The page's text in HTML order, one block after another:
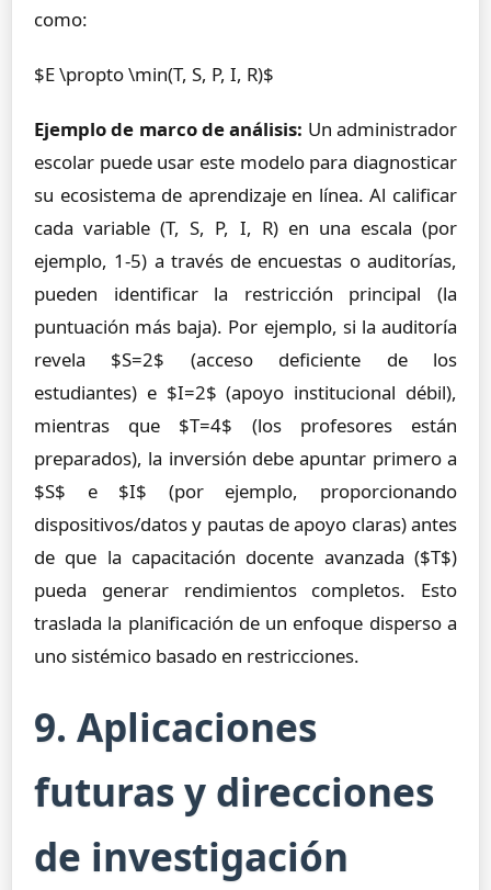
como:
$E \propto \min(T, S, P, I, R)$
Ejemplo de marco de análisis: Un administrador
escolar puede usar este modelo para diagnosticar
su ecosistema de aprendizaje en línea. Al calificar
cada variable (T, S, P, I, R) en una escala (por
ejemplo, 1-5) a través de encuestas o auditorías,
pueden identificar la restricción principal (la
puntuación más baja). Por ejemplo, si la auditoría
revela $S=2$ (acceso deficiente de los
estudiantes) e $I=2$ (apoyo institucional débil),
mientras que $T=4$ (los profesores están
preparados), la inversión debe apuntar primero a
$S$ e $I$ (por ejemplo, proporcionando
dispositivos/datos y pautas de apoyo claras) antes
de que la capacitación docente avanzada ($T$)
pueda generar rendimientos completos. Esto
traslada la planificación de un enfoque disperso a
uno sistémico basado en restricciones.
9. Aplicaciones
futuras y direcciones
de investigación